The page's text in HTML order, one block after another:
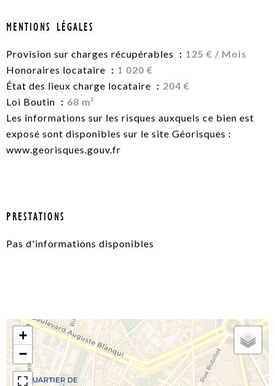
MENTIONS LÉGALES
Provision sur charges récupérables
125 € / Mois
Honoraires locataire
1 020 €
État des lieux charge locataire
204 €
Loi Boutin
68 m²
Les informations sur les risques auxquels ce bien est
exposé sont disponibles sur le site Géorisques :
www.georisques.gouv.fr
PRESTATIONS
Pas d'informations disponibles
+
−